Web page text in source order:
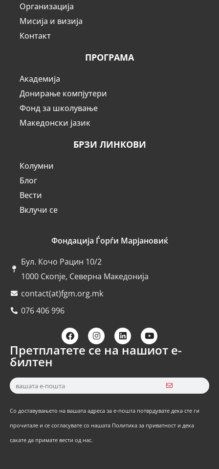
Организација
Мисија и визија
Контакт
ПРОГРАМА
Академија
Донирање компјутери
Фонд за школување
Македонски јазик
БРЗИ ЛИНКОВИ
Колумни
Блог
Вести
Вклучи се
Фондација Ѓорѓи Марјановиќ
Бул. Кочо Рацин 10/2
1000 Скопје, Северна Македонија
contact(at)fgm.org.mk
076 406 996
Претплатете се на нашиот е-
билтен
Со доставувањето на вашата адреса за е-пошта потврдувате дека сте ги
прочитале и се согласувате со нашата Политика за приватност и дека
сакате да примате вести од нас.